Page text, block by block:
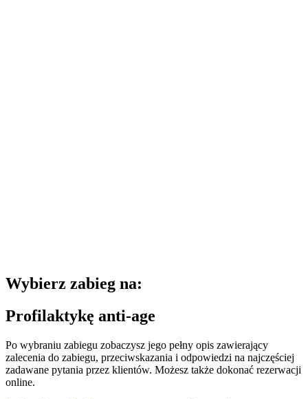
Wybierz zabieg na:
Profilaktykę anti-age
Po wybraniu zabiegu zobaczysz jego pełny opis zawierający
zalecenia do zabiegu, przeciwskazania i odpowiedzi na najczęściej
zadawane pytania przez klientów. Możesz także dokonać rezerwacji
online.